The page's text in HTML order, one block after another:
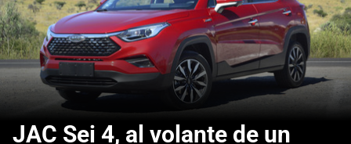
JAC Sei 4, al volante de un